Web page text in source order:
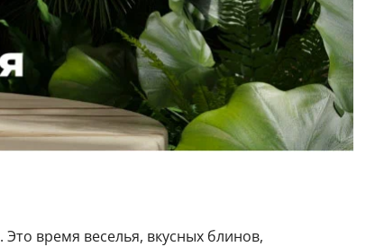
. Это время веселья, вкусных блинов,